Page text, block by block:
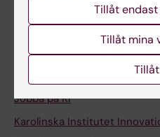
Kontakta och besök KI
Universitetsbiblioteket
Stöd forskning och utbildning
Jobba på KI
Karolinska Institutet
Tillåt
Tillåt mina